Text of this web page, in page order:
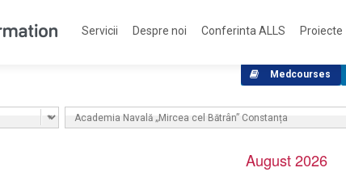
Servicii Despre noi Conferinta ALLS Proiecte
August 2026
Medcourses